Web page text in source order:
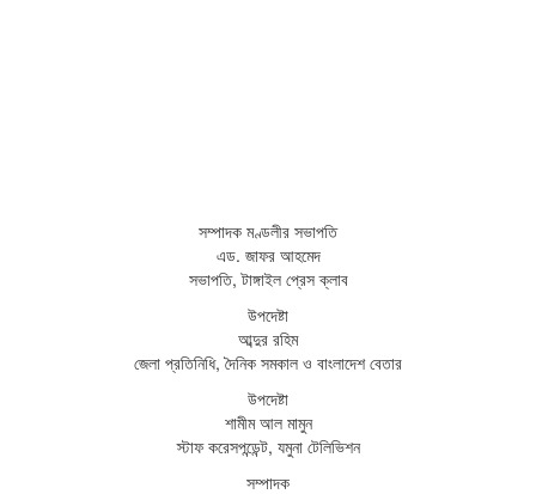
সম্পাদক মণ্ডলীর সভাপতি
এড. জাফর আহমেদ
সভাপতি, টাঙ্গাইল প্রেস ক্লাব
উপদেষ্টা
আব্দুর রহিম
জেলা প্রতিনিধি, দৈনিক সমকাল ও বাংলাদেশ বেতার
উপদেষ্টা
শামীম আল মামুন
স্টাফ করেসপন্ডেন্ট, যমুনা টেলিভিশন
সম্পাদক